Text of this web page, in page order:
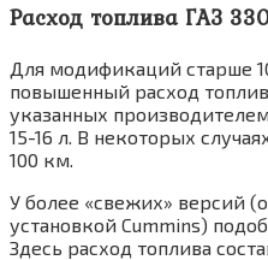
Расход топлива ГАЗ
Для модификаций старше
повышенный расход
указанных
15-16 л. В некоторых
100 км.
У более «свежих» версий
установкой Cummins)
Здесь расход топлива